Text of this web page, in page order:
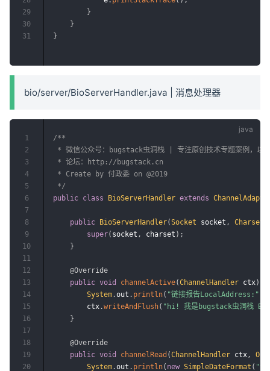
}
}
}
29
30
31
bio/server/BioServerHandler.java | 消息处理器
/**
* 微信公众号：bugstack虫洞栈 | 专注原创技术专题案例，以最
* 论坛：http://bugstack.cn
* Create by 付政委 on @2019
*/
public class BioServerHandler extends
public BioServerHandler(Socket socket , Charset
super( socket , charset ) ;
}
@Override
public void channelActive(ChannelHandler ctx)
System .out . println( "链接报告LocalAddress:"
        ctx
.writeAndFlush( "hi! 我是bugstack虫洞栈
}
@Override
public void channelRead (ChannelHandler ctx ,
System .out . println( new SimpleDateFormat (
1
2
3
4
5
6
7
8
9
10
11
12
13
14
15
16
17
18
19
20